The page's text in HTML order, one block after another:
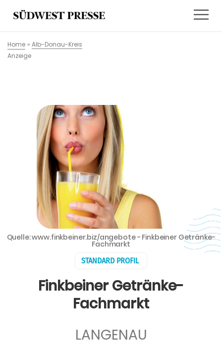
Home » Alb-Donau-Kreis
Anzeige
STANDARD PROFIL
Finkbeiner Getränke-
Fachmarkt
LANGENAU
Quelle: www.finkbeiner.biz/angebote - Finkbeiner Getränke-
Fachmarkt